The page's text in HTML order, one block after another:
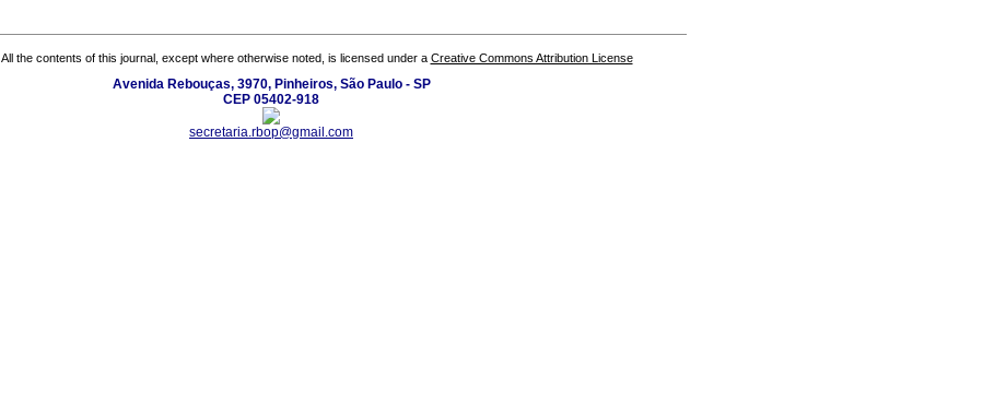
All the contents of this journal, except where otherwise noted, is licensed under a Creative Commons Attribution License
Avenida Rebouças, 3970, Pinheiros, São Paulo - SP
CEP 05402-918
secretaria.rbop@gmail.com